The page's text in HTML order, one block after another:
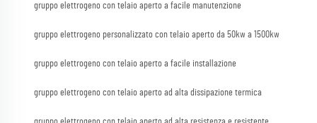
gruppo elettrogeno con telaio aperto a facile manutenzione
gruppo elettrogeno personalizzato con telaio aperto da 50kw a 1500kw
gruppo elettrogeno con telaio aperto a facile installazione
gruppo elettrogeno con telaio aperto ad alta dissipazione termica